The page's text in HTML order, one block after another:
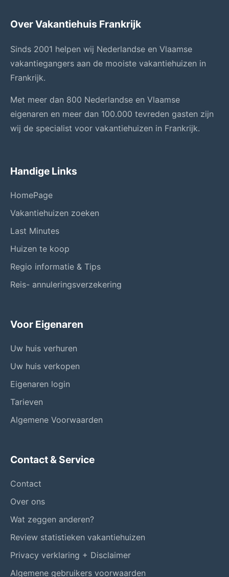
Over Vakantiehuis Frankrijk
Sinds 2001 helpen wij Nederlandse en Vlaamse
vakantiegangers aan de mooiste vakantiehuizen in
Frankrijk.
Met meer dan 800 Nederlandse en Vlaamse
eigenaren en meer dan 100.000 tevreden gasten zijn
wij de specialist voor vakantiehuizen in Frankrijk.
Handige Links
HomePage
Vakantiehuizen zoeken
Last Minutes
Huizen te koop
Regio informatie & Tips
Reis- annuleringsverzekering
Voor Eigenaren
Uw huis verhuren
Uw huis verkopen
Eigenaren login
Tarieven
Algemene Voorwaarden
Contact & Service
Contact
Over ons
Wat zeggen anderen?
Review statistieken vakantiehuizen
Privacy verklaring + Disclaimer
Algemene gebruikers voorwaarden